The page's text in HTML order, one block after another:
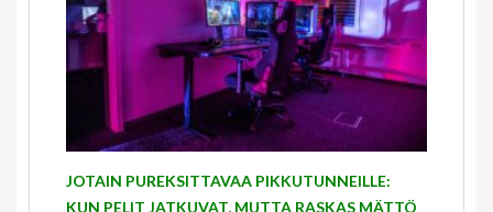
JOTAIN PUREKSITTAVAA PIKKUTUNNEILLE:
KUN PELIT JATKUVAT, MUTTA RASKAS MÄTTÖ